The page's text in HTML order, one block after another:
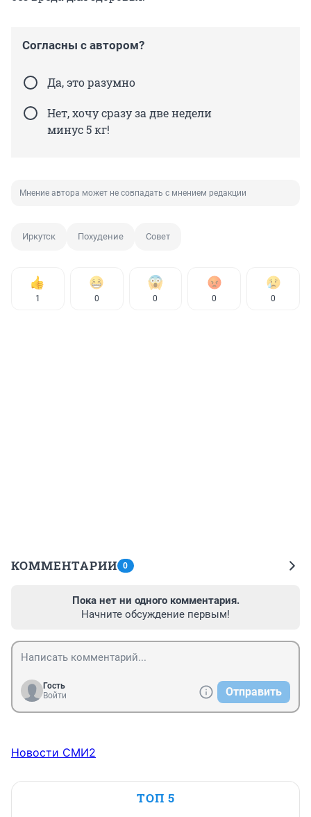
Согласны с автором?
Да, это разумно
Нет, хочу сразу за две недели
минус 5 кг!
Мнение автора может не совпадать с мнением редакции
Иркутск Похудение Совет
1 0 0 0 0
КОММЕНТАРИИ 0
Пока нет ни одного комментария.
Начните обсуждение первым!
Гость
Войти
Отправить
Новости СМИ2
ТОП 5